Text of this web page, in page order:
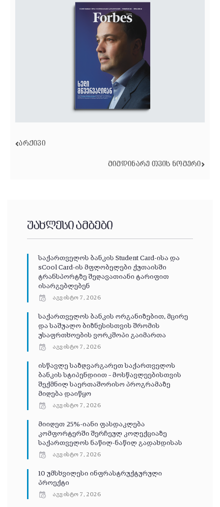
ᲐᲠᲥᲘᲕᲘ
ᲛᲘᲛᲓᲘᲜᲐᲠᲔ ᲗᲕᲘᲡ ᲜᲝᲛᲔᲠᲘ
უახლესი ამბები
საქართველოს ბანკის Student Card-ისა და
sCool Card-ის მფლობელები ქუთაისში
ტრანსპორტზე შეღავათიანი ტარიფით
ისარგებლებენ
აგვისტო 7, 2026
საქართველოს ბანკის ორგანიზებით, მცირე
და საშუალო ბიზნესისთვის შრომის
უსაფრთხოების ვორკშოპი გაიმართა
აგვისტო 7, 2026
ისწავლე საზღვარგარეთ საქართველოს
ბანკის სტიპენდიით – მოსწავლეებისთვის
შექმნილ საერთაშორისო პროგრამაზე
მიღება დაიწყო
აგვისტო 7, 2026
მიიღეთ 25%-იანი ფასდაკლება
კომფორტერში შერჩეულ კოლექციაზე
საქართველოს ნაწილ-ნაწილ გადახდისას
აგვისტო 7, 2026
10 უმსხვილესი ინფრასტრუქტურული
პროექტი
აგვისტო 7, 2026